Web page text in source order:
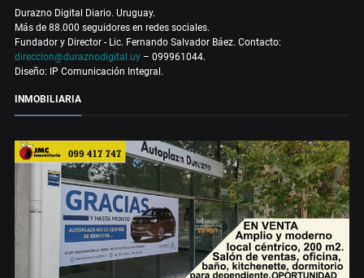
Durazno Digital Diario. Uruguay.
Más de 88.000 seguidores en redes sociales.
Fundador y Director - Lic. Fernando Salvador Báez. Contacto:
direccion@duraznodigital.uy – 099961044.
Diseño: IP Comunicación Integral.
INMOBILIARIA